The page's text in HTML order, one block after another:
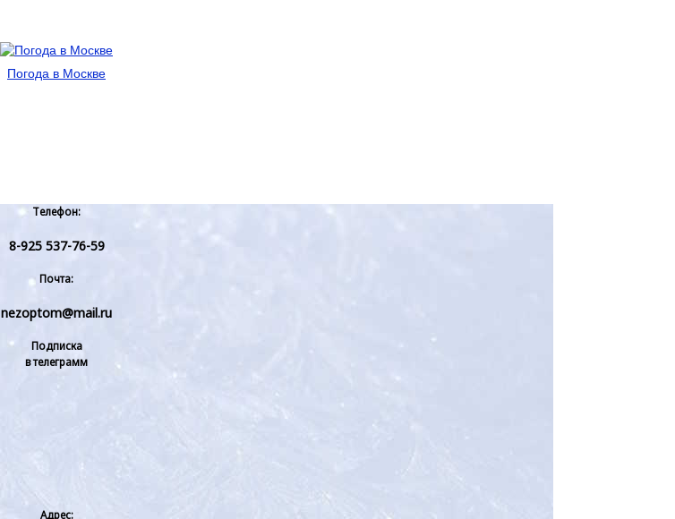
Погода в Москве
Телефон:
8-925 537-76-59
Почта:
nezoptom@mail.ru
Подписка
в телеграмм
Адрес: